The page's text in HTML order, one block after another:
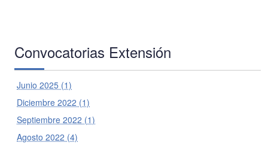
Convocatorias Extensión
Junio 2025 (1)
Diciembre 2022 (1)
Septiembre 2022 (1)
Agosto 2022 (4)